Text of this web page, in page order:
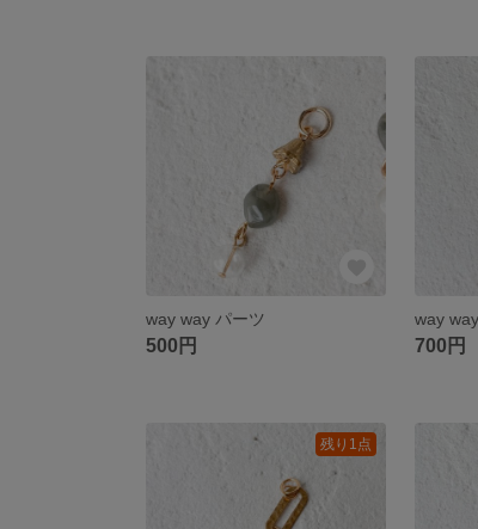
way way パーツ
500円
way
700円
残り1点